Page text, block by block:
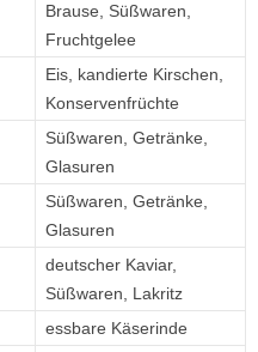
Brause, Süßwaren,
Fruchtgelee
Eis, kandierte Kirschen,
Konservenfrüchte
Süßwaren, Getränke,
Glasuren
Süßwaren, Getränke,
Glasuren
deutscher Kaviar,
Süßwaren, Lakritz
essbare Käserinde